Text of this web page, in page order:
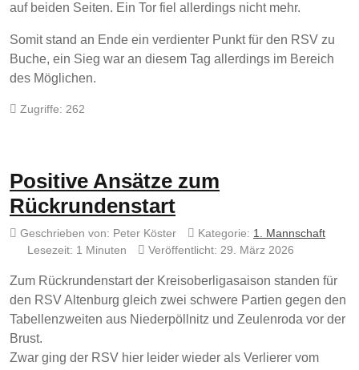
auf beiden Seiten. Ein Tor fiel allerdings nicht mehr.
Somit stand an Ende ein verdienter Punkt für den RSV zu
Buche, ein Sieg war an diesem Tag allerdings im Bereich
des Möglichen.
Zugriffe: 262
Positive Ansätze zum
Rückrundenstart
Geschrieben von: Peter Köster Kategorie: 1. Mannschaft
Lesezeit: 1 Minuten
Veröffentlicht: 29. März 2026
Zum Rückrundenstart der Kreisoberligasaison standen für
den RSV Altenburg gleich zwei schwere Partien gegen den
Tabellenzweiten aus Niederpöllnitz und Zeulenroda vor der
Brust.
Zwar ging der RSV hier leider wieder als Verlierer vom